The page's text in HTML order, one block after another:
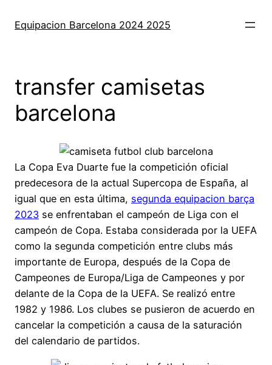
Equipacion Barcelona 2024 2025
transfer camisetas
barcelona
La Copa Eva Duarte fue la competición oficial
predecesora de la actual Supercopa de España, al
igual que en esta última, segunda equipacion barça
2023 se enfrentaban el campeón de Liga con el
campeón de Copa. Estaba considerada por la UEFA
como la segunda competición entre clubs más
importante de Europa, después de la Copa de
Campeones de Europa/Liga de Campeones y por
delante de la Copa de la UEFA. Se realizó entre
1982 y 1986. Los clubes se pusieron de acuerdo en
cancelar la competición a causa de la saturación
del calendario de partidos.